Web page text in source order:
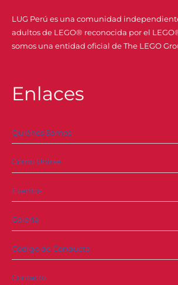
LUG Perú es una comunidad
adultos de LEGO® reconocida por el
somos una entidad oficial de The LEGO
Enlaces
Quiénes Somos
Cómo Unirse
Eventos
Galería
Código de Conducta
Contacto